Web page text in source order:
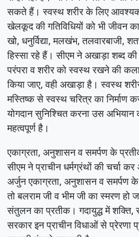
सकते हैं। स्वस्थ शरीर के लिए
खेलकूद की गतिविधियों को भी जीवन
खो, धनुर्विद्या, मलखंभ, तलवारबाजी,
हिस्सा रहे हैं। सीएम ने अखाड़ा शब्द की
परंपरा व शरीर को स्वस्थ रखने की
किया जाए, वही अखाड़ा है। स्वस्थ
मस्तिष्क से स्वस्थ चरित्र का निर्माण
योगदान सुनिश्चित करना उस
महत्वपूर्ण है।
एकाग्रता, अनुशासन व समर्पण के
सीएम ने प्राचीन धर्मग्रंथों की चर्चा
अर्जुन एकाग्रता, अनुशासन व समर्पण
तो बलराम जी व भीम जी का स्मरण
संतुलन का प्रतीक। गदायुद्ध में शक्ति,
सरकार इन प्राचीन विधाओं से प्रेरणा